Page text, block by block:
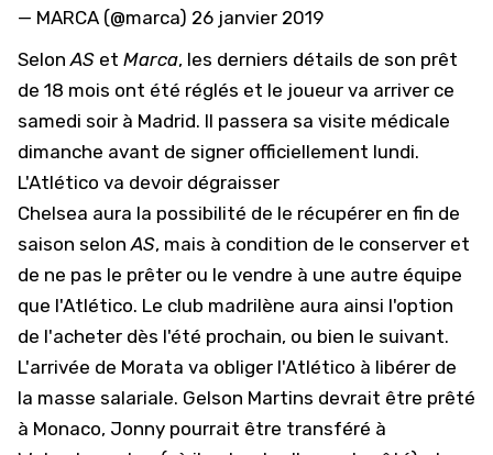
— MARCA (@marca) 26 janvier 2019
SelonAS et Marca, les derniers détails de son prêt
de 18 mois ont été réglés et le joueur va arriver ce
samedi soir à Madrid. Il passera sa visite médicale
dimanche avant de signer officiellement lundi.
L'Atlético va devoir dégraisser
Chelsea aura la possibilité de le récupérer en fin de
saison selonAS, mais à condition de le conserver et
de ne pas le prêter ou le vendre à une autre équipe
que l'Atlético. Le club madrilène aura ainsi l'option
de l'acheter dès l'été prochain, ou bien le suivant.
L'arrivée de Morata va obliger l'Atlético à libérer de
la masse salariale. Gelson Martins devrait être prêté
à Monaco, Jonny pourrait être transféré à